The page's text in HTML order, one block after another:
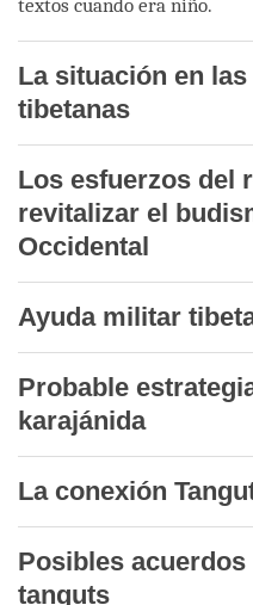
textos cuando era niño.
La situación en
tibetanas
Los esfuerzos del
revitalizar el
Occidental
Ayuda militar
Probable
karajánida
La conexión
Posibles
tanguts